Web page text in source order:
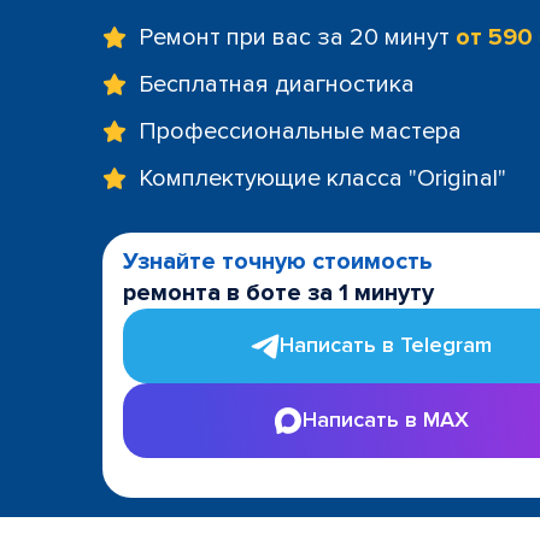
Ремонт при вас за 20 минут от
Бесплатная диагностика
Профессиональные мастера
Комплектующие класса "Original"
Узнайте точную стоимость
ремонта в боте за 1 минуту
Написать в Telegram
Написать в MAX